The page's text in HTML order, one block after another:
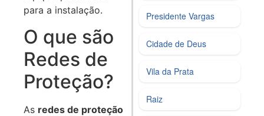
para a instalação.
O que são
Redes de
Proteção?
As redes de proteção
Presidente Vargas
Cidade de Deus
Vila da Prata
Raiz